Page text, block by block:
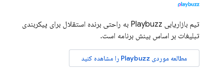
تیم بازاریابی Playbuzz به راحتی برنده استقلال برای پیکربندی
تبلیغات بر اساس بینش برنامه است.
مطالعه موردی Playbuzz را مشاهده کنید